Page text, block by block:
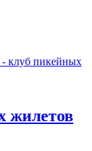
клуб пикейных
жилетов